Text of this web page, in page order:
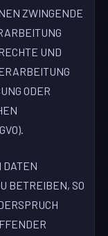
ZWINGENDE
UND
ODER
DATEN
BETREIBEN, SO